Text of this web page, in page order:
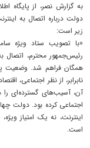
به گزارش نصر، از پایگاه
زیر است:
«با تصویب ستاد ویژه
همگان فراهم شد. وضعیت
نابرابر، از نظر اجتماعی،
آن، آسیب‌های گسترده‌ای را
اجتماعی کرده بود. دولت
اینترنت، نه یک امتیاز
است.